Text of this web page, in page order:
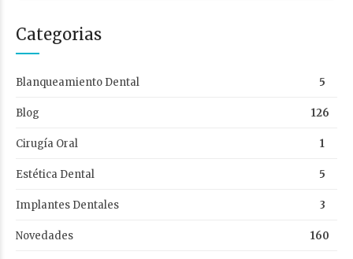
Categorias
Blanqueamiento Dental 5
Blog 126
Cirugía Oral 1
Estética Dental 5
Implantes Dentales 3
Novedades 160